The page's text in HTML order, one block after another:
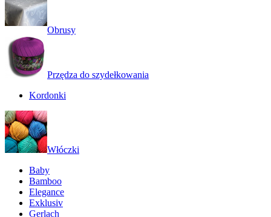
Obrusy
Przędza do szydełkowania
Kordonki
Włóczki
Baby
Bamboo
Elegance
Exklusiv
Gerlach